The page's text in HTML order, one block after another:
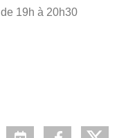
de 19h à 20h30